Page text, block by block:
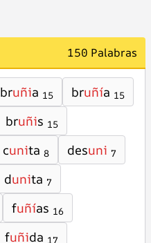
150 Palabras
bruñia 15 bruñía 15
bruñis 15
cunita 8 desuni 7
dunita 7
fuñías 16
fuñida 17